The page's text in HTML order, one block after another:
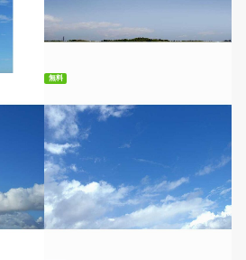
無料ダウンロード
無料
無料ダウンロード